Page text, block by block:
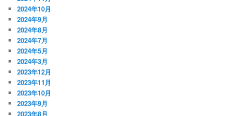
2024年10月
2024年9月
2024年8月
2024年7月
2024年5月
2024年3月
2023年12月
2023年11月
2023年10月
2023年9月
2023年8月